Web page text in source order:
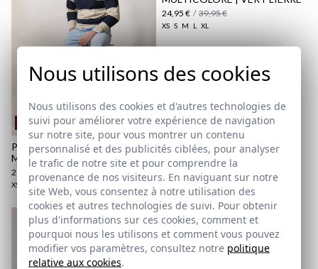
REMATE de REBAJAS
PULL POLO RUGBY | BLEU
MARINE
29,95 €
XS
24,95 € / 39,95 €
XS S M L XL
BOMBER EFFET CIRÉ | VERT
Nous utilisons des cookies
Nous utilisons des cookies et d'autres technologies de
suivi pour améliorer votre expérience de navigation
sur notre site, pour vous montrer un contenu
personnalisé et des publicités ciblées, pour analyser
le trafic de notre site et pour comprendre la
provenance de nos visiteurs. En naviguant sur notre
site Web, vous consentez à notre utilisation des
cookies et autres technologies de suivi. Pour obtenir
plus d'informations sur ces cookies, comment et
pourquoi nous les utilisons et comment vous pouvez
modifier vos paramètres, consultez notre politique
relative aux cookies.